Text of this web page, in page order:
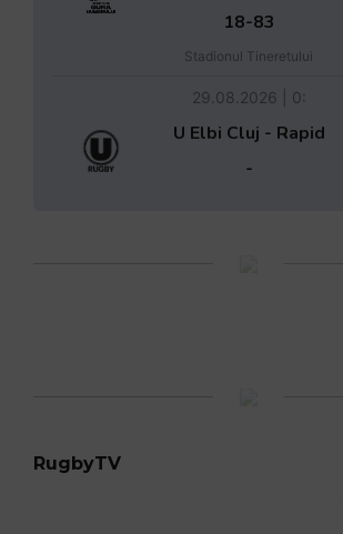
18-83
Stadionul Tineretului
29.08.2026 | 0:
U Elbi Cluj - Rapid
-
RugbyTV